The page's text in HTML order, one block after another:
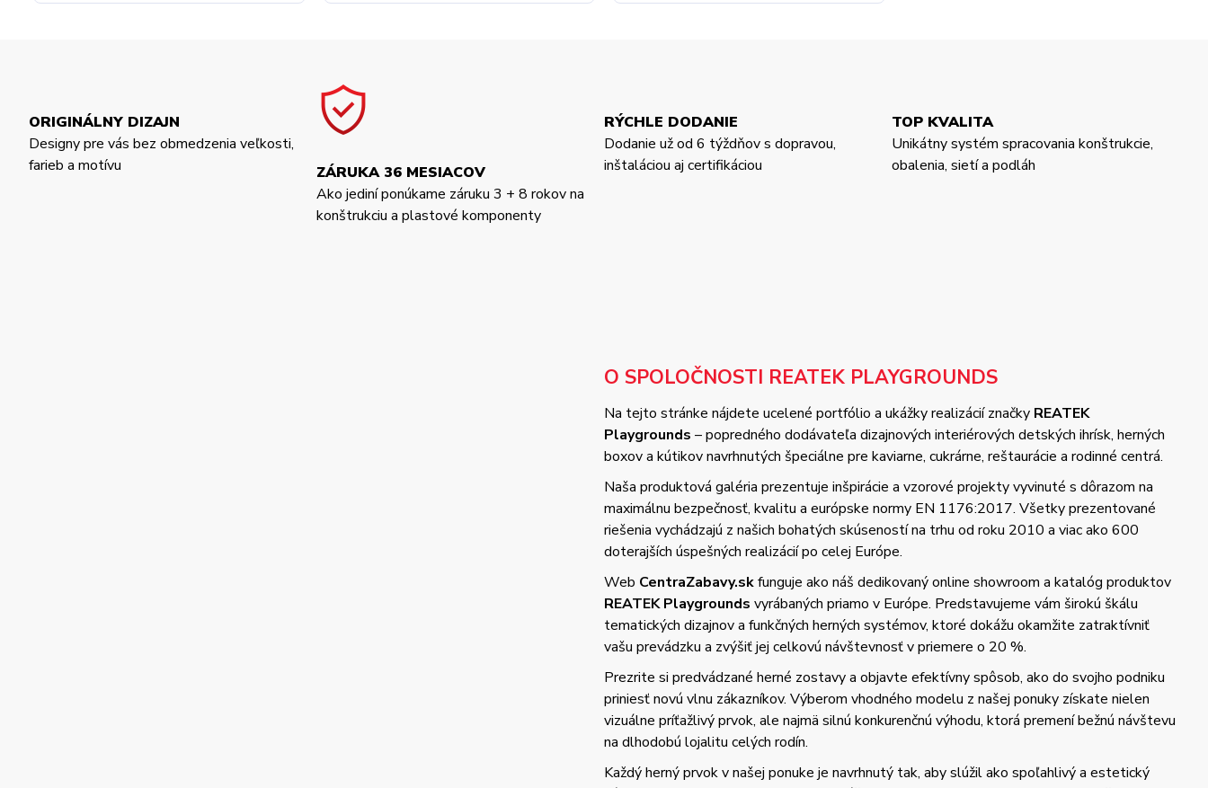
ORIGINÁLNY DIZAJN
Designy pre vás bez obmedzenia veľkosti,
farieb a motívu
ZÁRUKA 36 MESIACOV
Ako jediní ponúkame záruku 3 + 8 rokov na
konštrukciu a plastové komponenty
RÝCHLE DODANIE
Dodanie už od 6 týždňov s dopravou,
inštaláciou aj certifikáciou
TOP KVALITA
Unikátny systém spracovania konštrukcie,
obalenia, sietí a podláh
O SPOLOČNOSTI REATEK PLAYGROUNDS
Na tejto stránke nájdete ucelené portfólio a ukážky realizácií značky REATEK
Playgrounds – popredného dodávateľa dizajnových interiérových detských ihrísk, herných
boxov a kútikov navrhnutých špeciálne pre kaviarne, cukrárne, reštaurácie a rodinné centrá.
Naša produktová galéria prezentuje inšpirácie a vzorové projekty vyvinuté s dôrazom na
maximálnu bezpečnosť, kvalitu a európske normy EN 1176:2017. Všetky prezentované
riešenia vychádzajú z našich bohatých skúseností na trhu od roku 2010 a viac ako 600
doterajších úspešných realizácií po celej Európe.
Web CentraZabavy.skfunguje ako náš dedikovaný online showroom a katalóg produktov
REATEK Playgrounds vyrábaných priamo v Európe. Predstavujeme vám širokú škálu
tematických dizajnov a funkčných herných systémov, ktoré dokážu okamžite zatraktívniť
vašu prevádzku a zvýšiť jej celkovú návštevnosť v priemere o 20 %.
Prezrite si predvádzané herné zostavy a objavte efektívny spôsob, ako do svojho podniku
priniesť novú vlnu zákazníkov. Výberom vhodného modelu z našej ponuky získate nielen
vizuálne príťažlivý prvok, ale najmä silnú konkurenčnú výhodu, ktorá premení bežnú návštevu
na dlhodobú lojalitu celých rodín.
Každý herný prvok v našej ponuke je navrhnutý tak, aby slúžil ako spoľahlivý a estetický